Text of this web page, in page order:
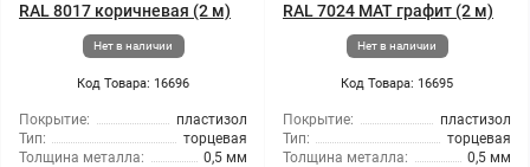
RAL 8017 коричневая (2 м)
Нет в наличии
Код Товара: 16696
Покрытие:
пластизол
Тип:
торцевая
Толщина металла:
0,5 мм
RAL 7024 МАТ графит (2 м)
Нет в наличии
Код Товара: 16695
Покрытие:
пластизол
Тип:
торцевая
Толщина металла:
0,5 мм